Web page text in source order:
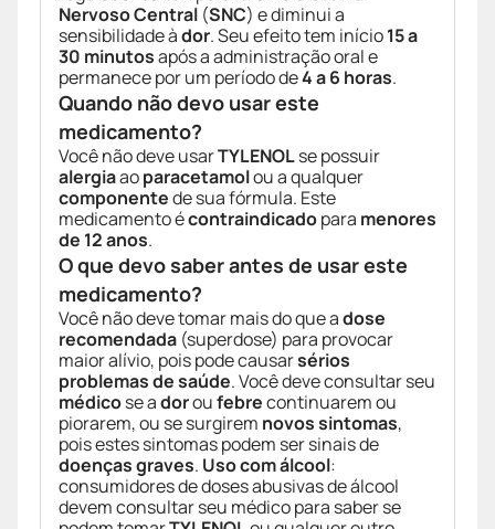
Nervoso Central (SNC) e diminui a
sensibilidade àdor. Seu efeito tem início15 a
30 minutosapós a administração oral e
permanece por um período de4 a 6 horas.
Quando não devo usar este
medicamento?
Você não deve usarTYLENOLse possuir
alergiaaoparacetamolou a qualquer
componentede sua fórmula. Este
medicamento écontraindicadopara menores
de 12 anos.
O que devo saber antes de usar este
medicamento?
Você não deve tomar mais do que adose
recomendada (superdose) para provocar
maior alívio, pois pode causarsérios
problemas de saúde. Você deve consultar seu
médicose adoroufebrecontinuarem ou
piorarem, ou se surgirem novos sintomas,
pois estes sintomas podem ser sinais de
doenças graves. Uso com álcool:
consumidores de doses abusivas de álcool
devem consultar seu médico para saber se